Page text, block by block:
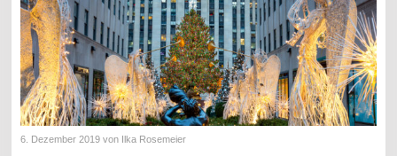
6. Dezember 2019 von Ilka Rosemeier